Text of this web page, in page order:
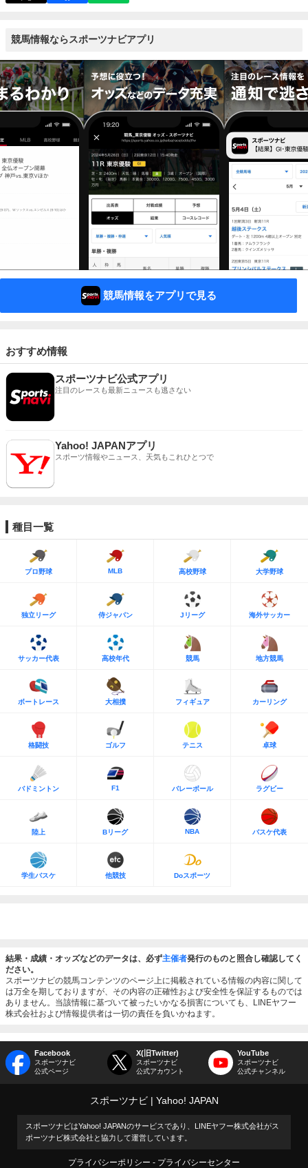
競馬情報ならスポーツナビアプリ
競馬情報をアプリで見る
おすすめ情報
スポーツナビ公式アプリ
注目のレースも最新ニュースも逃さない
Yahoo! JAPANアプリ
スポーツ情報やニュース、天気もこれひとつで
種目一覧
プロ野球 MLB 高校野球 大学野球
独立リーグ 侍ジャパン Jリーグ 海外サッカー
サッカー代表 高校年代 競馬 地方競馬
ボートレース 大相撲 フィギュア カーリング
格闘技 ゴルフ テニス 卓球
バドミントン F1 バレーボール ラグビー
陸上 Bリーグ NBA バスケ代表
学生バスケ 他競技 Doスポーツ
結果・成績・オッズなどのデータは、必ず主催者発行のものと照合し確認してく
ださい。
スポーツナビの競馬コンテンツのページ上に掲載されている情報の内容に関して
は万全を期しておりますが、その内容の正確性および安全性を保証するものでは
ありません。当該情報に基づいて被ったいかなる損害についても、LINEヤフー
株式会社および情報提供者は一切の責任を負いかねます。
Facebook
スポーツナビ
公式ページ
X(旧Twitter)
スポーツナビ
公式アカウント
YouTube
スポーツナビ
公式チャンネル
スポーツナビ Yahoo! JAPAN
スポーツナビはYahoo! JAPANのサービスであり、LINEヤフー株式会社がス
ポーツナビ株式会社と協力して運営しています。
プライバシーポリシー プライバシーセンター